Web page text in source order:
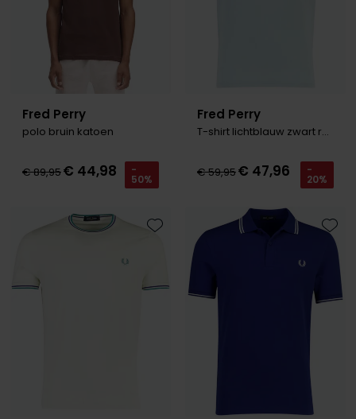
Fred Perry
polo bruin katoen
€ 89,95€ 44,98 -
50%
Fred Perry
T-shirt lichtblauw zwart rand
€ 59,95€ 47,96 -
20%
Toevoegen aan favorieten